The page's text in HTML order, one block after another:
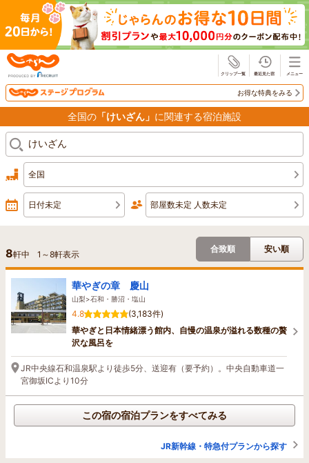
お得な特典をみる
全国の 「けいざん」 に関連する宿泊施設
全国
日付未定 部屋数未定 人数未定
8軒中 1 ～8軒表示
合致順 安い順
華やぎの章 慶山
山梨>石和・勝沼・塩山
4.8
(3,183件)
華やぎと日本情緒漂う館内、自慢の温泉が溢れる数種の贅
沢な風呂を
JR中央線石和温泉駅より徒歩5分、送迎有（要予約）。中央自動車道一
宮御坂ICより10分
この宿の宿泊プランをすべてみる
JR新幹線・特急付プランから探す